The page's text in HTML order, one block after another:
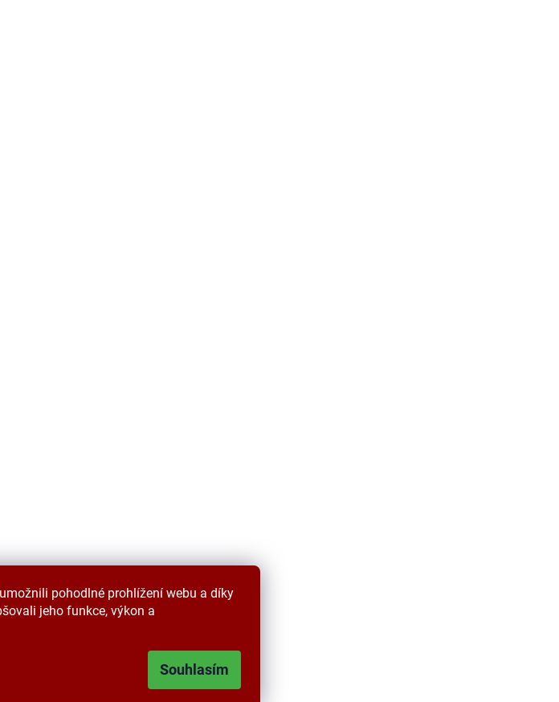
pohodlné prohlížení webu a díky
jeho funkce, výkon a
Souhlasím